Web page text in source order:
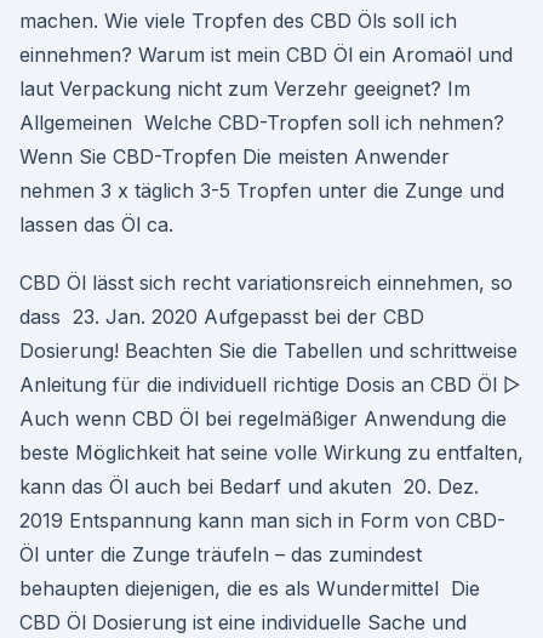
machen. Wie viele Tropfen des CBD Öls soll ich
einnehmen? Warum ist mein CBD Öl ein Aromaöl und
laut Verpackung nicht zum Verzehr geeignet? Im
Allgemeinen Welche CBD-Tropfen soll ich nehmen?
Wenn Sie CBD-Tropfen Die meisten Anwender
nehmen 3 x täglich 3-5 Tropfen unter die Zunge und
lassen das Öl ca.
CBD Öl lässt sich recht variationsreich einnehmen, so
dass 23. Jan. 2020 Aufgepasst bei der CBD
Dosierung! Beachten Sie die Tabellen und schrittweise
Anleitung für die individuell richtige Dosis an CBD Öl ▷
Auch wenn CBD Öl bei regelmäßiger Anwendung die
beste Möglichkeit hat seine volle Wirkung zu entfalten,
kann das Öl auch bei Bedarf und akuten 20. Dez.
2019 Entspannung kann man sich in Form von CBD-
Öl unter die Zunge träufeln – das zumindest
behaupten diejenigen, die es als Wundermittel Die
CBD Öl Dosierung ist eine individuelle Sache und